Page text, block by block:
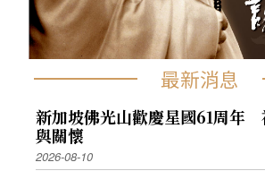
最新消息
新加坡佛光山歡慶星國61周年
與關懷
2026-08-10